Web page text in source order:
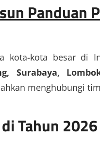
Panduan
kota-kota besar di
Surabaya,
menghubungi
Tahun 2026